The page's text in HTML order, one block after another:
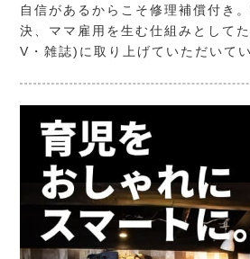
自信があるからこそ修理補償付き
決、ママ雇用を生む仕組みとして
V・雑誌)に取り上げていただいてい